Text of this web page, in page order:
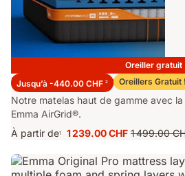
Oreiller gratuit
Jusqu’à -440.00 CHF 2 Oreillers Gratuit !
Matelas Emma Performance 26
Notre matelas haut de gamme avec
Emma AirGrid®.
À partir de1
Prix
1 239.00 CHF Prix
1 499.00
1 499.00